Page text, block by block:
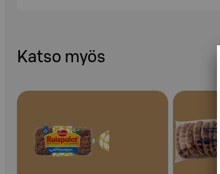
Katso myös